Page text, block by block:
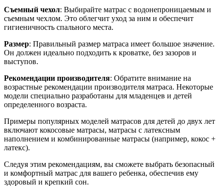
Съемный чехол: Выбирайте матрас с водонепроницаемым и
съемным чехлом. Это облегчит уход за ним и обеспечит
гигиеничность спального места.
Размер: Правильный размер матраса имеет большое значение.
Он должен идеально подходить к кроватке, без зазоров и
выступов.
Рекомендации производителя: Обратите внимание на
возрастные рекомендации производителя матраса. Некоторые
модели специально разработаны для младенцев и детей
определенного возраста.
Примеры популярных моделей матрасов для детей до двух лет
включают кокосовые матрасы, матрасы с латексным
наполнением и комбинированные матрасы (например, кокос +
латекс).
Следуя этим рекомендациям, вы сможете выбрать безопасный
и комфортный матрас для вашего ребенка, обеспечив ему
здоровый и крепкий сон.